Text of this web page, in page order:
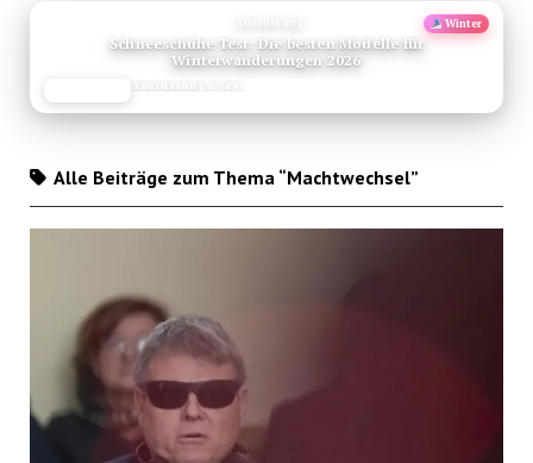
Neu
Valletta Sehenswuerdigkeiten Reisetipps
Alle Beiträge zum Thema “Machtwechsel”